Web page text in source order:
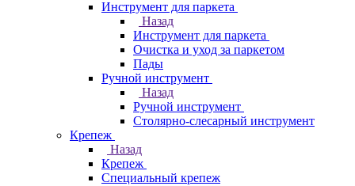
Инструмент для паркета
Назад
Инструмент для паркета
Очистка и уход за паркетом
Пады
Ручной инструмент
Назад
Ручной инструмент
Столярно-слесарный инструмент
Крепеж
Назад
Крепеж
Специальный крепеж